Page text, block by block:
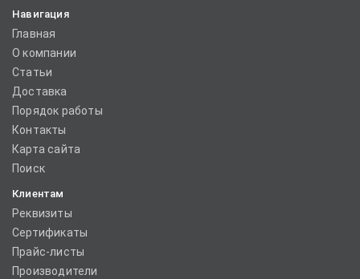
Навигация
Главная
О компании
Статьи
Доставка
Порядок работы
Контакты
Карта сайта
Поиск
Клиентам
Реквизиты
Сертификаты
Прайс-листы
Производители